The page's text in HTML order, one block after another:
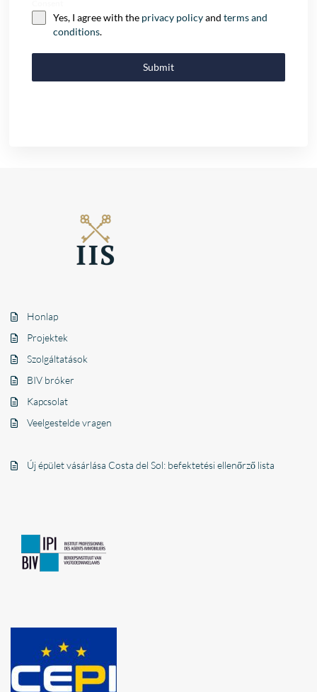
Yes, I agree with the privacy policyandterms and
conditions.
Submit
Honlap
Projektek
Szolgáltatások
BIV bróker
Kapcsolat
Veelgestelde vragen
Új épület vásárlása Costa del Sol: befektetési ellenőrző lista